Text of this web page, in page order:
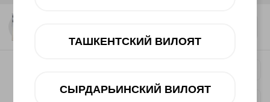
6 490 000 UZS
ТАШКЕНТСКИЙ ВИЛОЯТ
СЫРДАРЬИНСКИЙ ВИЛОЯТ